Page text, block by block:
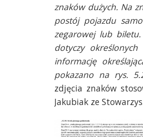
znaków dużych. Na
postój pojazdu
zegarowej lub
dotyczy
informację
pokazano na rys.
zdjęcia znaków
Jakubiak ze